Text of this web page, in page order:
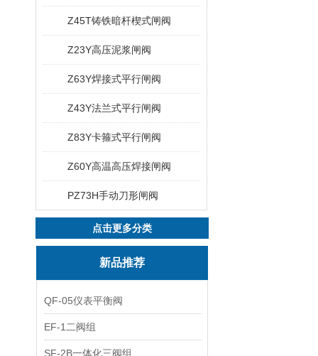
Z45T铸铁暗杆楔式闸阀
Z23Y高压泥浆闸阀
Z63Y焊接式平行闸阀
Z43Y法兰式平行闸阀
Z83Y卡箍式平行闸阀
Z60Y高温高压焊接闸阀
PZ73H手动刀形闸阀
点击更多分类
新品推荐
QF-05仪表平衡阀
EF-1二阀组
SF-2B一体化三阀组